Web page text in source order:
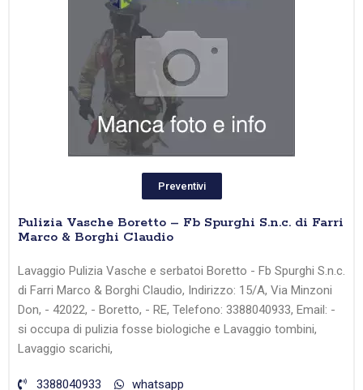
Preventivi
Pulizia Vasche Boretto – Fb Spurghi S.n.c. di Farri
Marco & Borghi Claudio
Lavaggio Pulizia Vasche e serbatoi Boretto - Fb Spurghi S.n.c.
di Farri Marco & Borghi Claudio, Indirizzo: 15/A, Via Minzoni
Don, - 42022, - Boretto, - RE, Telefono: 3388040933, Email: -
si occupa di pulizia fosse biologiche e Lavaggio tombini,
Lavaggio scarichi,
3388040933
whatsapp